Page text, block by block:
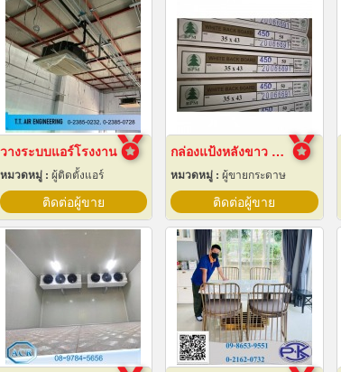
วางระบบแอร์โรงงาน
หมวดหมู่ : ผู้ติดตั้งแอร์
ติดต่อผู้ขาย
กล่องแป้งหลังขาว บางเลนเกรดA(BL-Aหลังขาว)
หมวดหมู่ : ผู้ขายกระดาษ
ติดต่อผู้ขาย